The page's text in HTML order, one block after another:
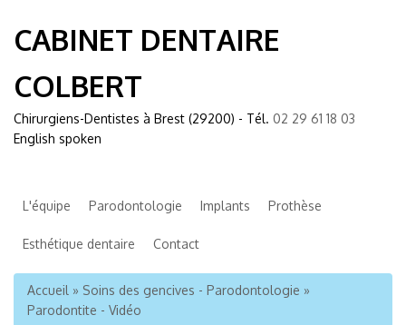
CABINET DENTAIRE
COLBERT
Chirurgiens-Dentistes à Brest (29200) - Tél. 02 29 61 18 03
English spoken
L'équipe Parodontologie Implants Prothèse
Esthétique dentaire Contact
Vous êtes ici
Accueil » Soins des gencives - Parodontologie »
Parodontite - Vidéo